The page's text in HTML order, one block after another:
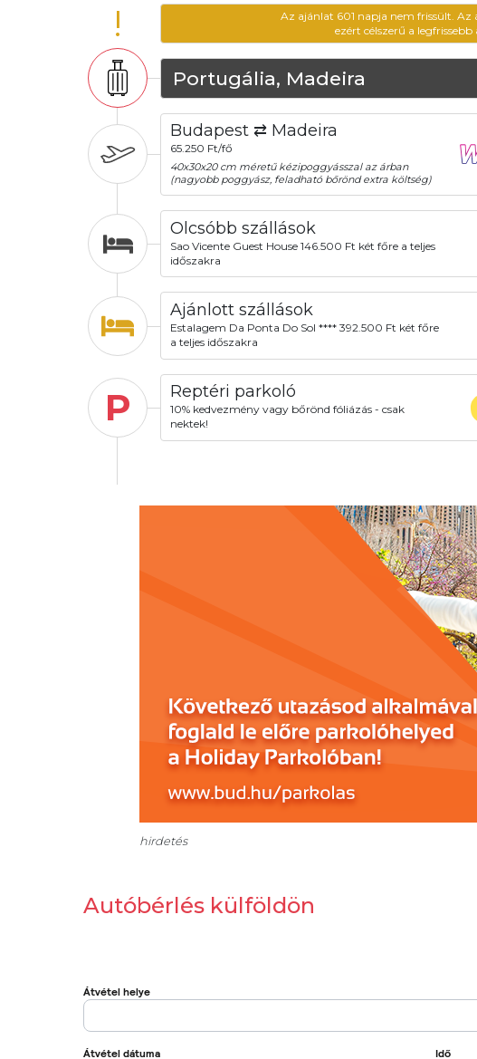
!
Az ajánlat 601 napja nem frissült.
ezért célszerű a
Portugália, Madeira
Budapest ⇄ Madeira
65.250 Ft/fő
40x30x20 cm méretű kézipoggyásszal az árban
(nagyobb poggyász, feladható bőrönd extra költség)
Olcsóbb szállások
Sao Vicente Guest House 146.500 Ft két főre a teljes
időszakra
Ajánlott szállások
Estalagem Da Ponta Do Sol **** 392.500 Ft két főre
a teljes időszakra
P Reptéri parkoló
10% kedvezmény vagy bőrönd fóliázás - csak
nektek!
hirdetés
Autóbérlés külföldön